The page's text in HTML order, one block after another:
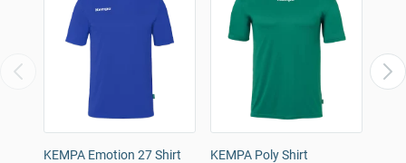
KEMPA Emotion 27 Shirt KEMPA Poly Shirt